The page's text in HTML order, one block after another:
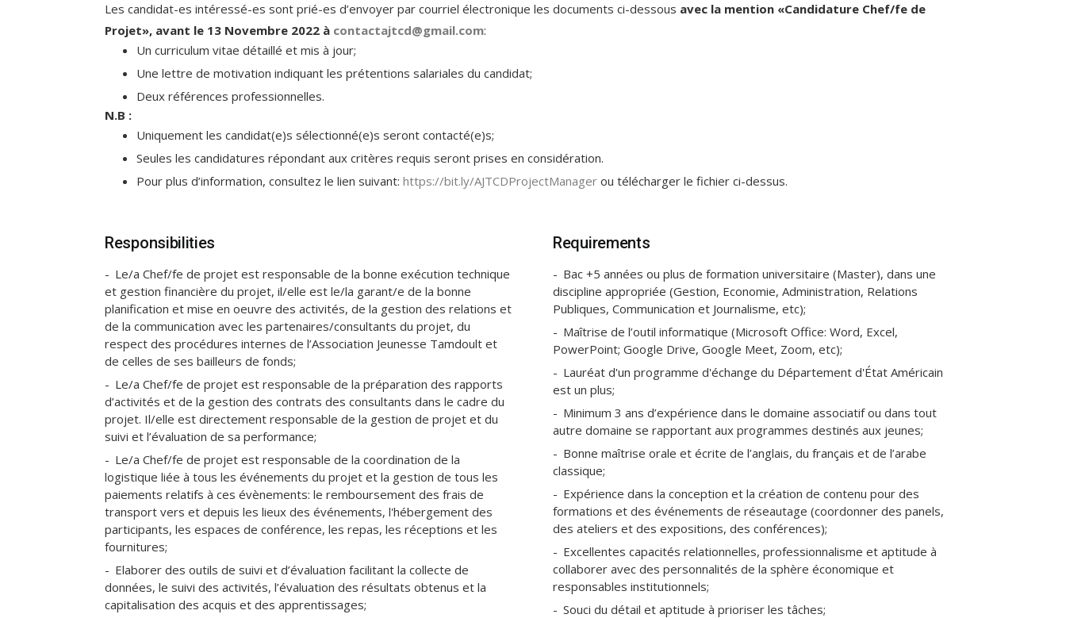
Les candidat-es intéressé-es sont prié-es d’envoyer par courriel électronique les documents ci-dessous avec la mention «Candidature Chef/fe de
Projet», avant le 13 Novembre 2022 à contactajtcd@gmail.com:
Un curriculum vitae détaillé et mis à jour;
Une lettre de motivation indiquant les prétentions salariales du candidat;
Deux références professionnelles.
N.B :
Uniquement les candidat(e)s sélectionné(e)s seront contacté(e)s;
Seules les candidatures répondant aux critères requis seront prises en considération.
Pour plus d’information, consultez le lien suivant: https://bit.ly/AJTCDProjectManager ou télécharger le fichier ci-dessus.
Responsibilities
Le/a Chef/fe de projet est responsable de la bonne exécution technique
et gestion financière du projet, il/elle est le/la garant/e de la bonne
planification et mise en oeuvre des activités, de la gestion des relations et
de la communication avec les partenaires/consultants du projet, du
respect des procédures internes de l’Association Jeunesse Tamdoult et
de celles de ses bailleurs de fonds;
Le/a Chef/fe de projet est responsable de la préparation des rapports
d’activités et de la gestion des contrats des consultants dans le cadre du
projet. Il/elle est directement responsable de la gestion de projet et du
suivi et l’évaluation de sa performance;
Le/a Chef/fe de projet est responsable de la coordination de la
logistique liée à tous les événements du projet et la gestion de tous les
paiements relatifs à ces évènements: le remboursement des frais de
transport vers et depuis les lieux des événements, l'hébergement des
participants, les espaces de conférence, les repas, les réceptions et les
fournitures;
Elaborer des outils de suivi et d’évaluation facilitant la collecte de
données, le suivi des activités, l’évaluation des résultats obtenus et la
capitalisation des acquis et des apprentissages;
Requirements
Bac +5 années ou plus de formation universitaire (Master), dans une
discipline appropriée (Gestion, Economie, Administration, Relations
Publiques, Communication et Journalisme, etc);
Maîtrise de l’outil informatique (Microsoft Office: Word, Excel,
PowerPoint; Google Drive, Google Meet, Zoom, etc);
Lauréat d'un programme d'échange du Département d'État Américain
est un plus;
Minimum 3 ans d’expérience dans le domaine associatif ou dans tout
autre domaine se rapportant aux programmes destinés aux jeunes;
Bonne maîtrise orale et écrite de l’anglais, du français et de l’arabe
classique;
Expérience dans la conception et la création de contenu pour des
formations et des événements de réseautage (coordonner des panels,
des ateliers et des expositions, des conférences);
Excellentes capacités relationnelles, professionnalisme et aptitude à
collaborer avec des personnalités de la sphère économique et
responsables institutionnels;
Souci du détail et aptitude à prioriser les tâches;